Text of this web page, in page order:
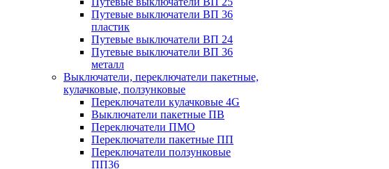
Путевые выключатели ВП 36
пластик
Путевые выключатели ВП 24
Путевые выключатели ВП 36
металл
Выключатели, переключатели пакетные,
кулачковые, ползунковые
Переключатели кулачковые 4G
Выключатели пакетные ПВ
Переключатели ПМО
Переключатели пакетные ПП
Переключатели ползунковые
ПП36